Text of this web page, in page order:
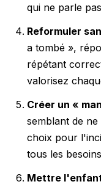
qui ne parle
Reformuler
a tombé »,
répétant
valorisez
Créer un «
semblant de
choix pour
tous les
Mettre